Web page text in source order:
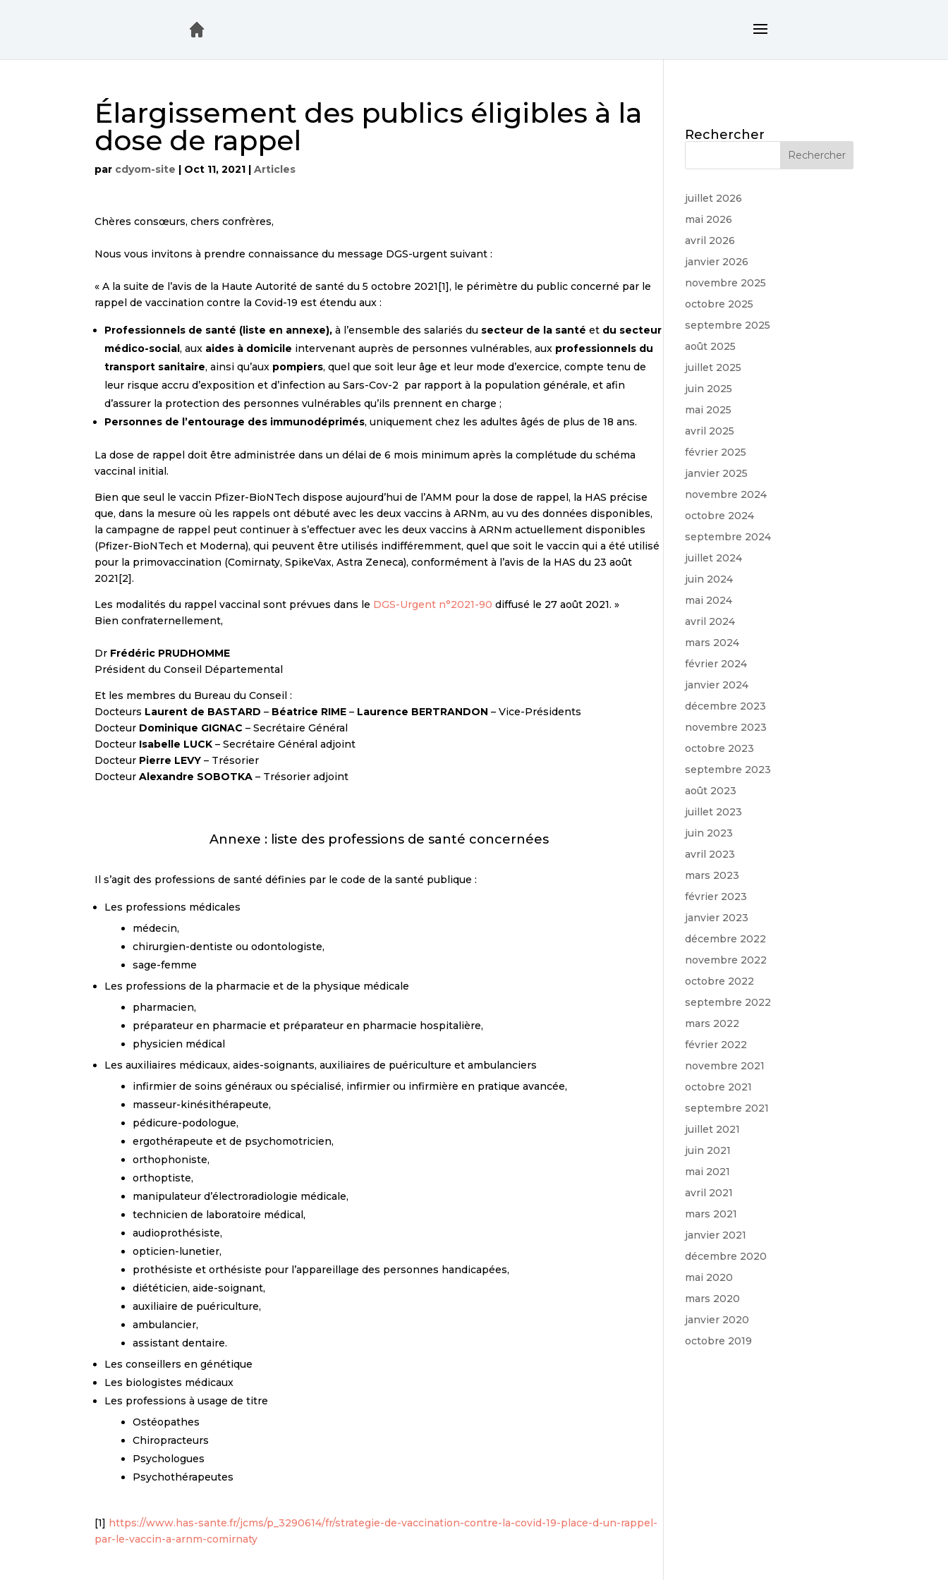
Élargissement des publics éligibles à la
dose de rappel
par cdyom-site | Oct 11, 2021 |Articles
Chères consœurs, chers confrères,
Nous vous invitons à prendre connaissance du message DGS-urgent suivant :
« A la suite de l’avis de la Haute Autorité de santé du 5 octobre 2021[1], le périmètre du public concerné par le
rappel de vaccination contre la Covid-19 est étendu aux :
Professionnels de santé (liste en annexe), à l’ensemble des salariés du secteur de la santé et du secteur
médico-social, aux aides à domicile intervenant auprès de personnes vulnérables, aux professionnels du
transport sanitaire, ainsi qu’aux pompiers, quel que soit leur âge et leur mode d’exercice, compte tenu de
leur risque accru d’exposition et d’infection au Sars-Cov-2 par rapport à la population générale, et afin
d’assurer la protection des personnes vulnérables qu’ils prennent en charge ;
Personnes de l’entourage des immunodéprimés, uniquement chez les adultes âgés de plus de 18 ans.
La dose de rappel doit être administrée dans un délai de 6 mois minimum après la complétude du schéma
vaccinal initial.
Bien que seul le vaccin Pfizer-BioNTech dispose aujourd’hui de l’AMM pour la dose de rappel, la HAS précise
que, dans la mesure où les rappels ont débuté avec les deux vaccins à ARNm, au vu des données disponibles,
la campagne de rappel peut continuer à s’effectuer avec les deux vaccins à ARNm actuellement disponibles
(Pfizer-BioNTech et Moderna), qui peuvent être utilisés indifféremment, quel que soit le vaccin qui a été utilisé
pour la primovaccination (Comirnaty, SpikeVax, Astra Zeneca), conformément à l’avis de la HAS du 23 août
2021[2].
Les modalités du rappel vaccinal sont prévues dans le DGS-Urgent n°2021-90 diffusé le 27 août 2021. »
Bien confraternellement,
Dr Frédéric PRUDHOMME
Président du Conseil Départemental
Et les membres du Bureau du Conseil :
Docteurs Laurent de BASTARD – Béatrice RIME – Laurence BERTRANDON– Vice-Présidents
Docteur Dominique GIGNAC – Secrétaire Général
Docteur Isabelle LUCK– Secrétaire Général adjoint
Docteur Pierre LEVY – Trésorier
Docteur Alexandre SOBOTKA – Trésorier adjoint
Annexe : liste des professions de santé concernées
Il s’agit des professions de santé définies par le code de la santé publique :
Les professions médicales
médecin,
chirurgien-dentiste ou odontologiste,
sage-femme
Les professions de la pharmacie et de la physique médicale
pharmacien,
préparateur en pharmacie et préparateur en pharmacie hospitalière,
physicien médical
Les auxiliaires médicaux, aides-soignants, auxiliaires de puériculture et ambulanciers
infirmier de soins généraux ou spécialisé, infirmier ou infirmière en pratique avancée,
masseur-kinésithérapeute,
pédicure-podologue,
ergothérapeute et de psychomotricien,
orthophoniste,
orthoptiste,
manipulateur d’électroradiologie médicale,
technicien de laboratoire médical,
audioprothésiste,
opticien-lunetier,
prothésiste et orthésiste pour l’appareillage des personnes handicapées,
diététicien, aide-soignant,
auxiliaire de puériculture,
ambulancier,
assistant dentaire.
Les conseillers en génétique
Les biologistes médicaux
Les professions à usage de titre
Ostéopathes
Chiropracteurs
Psychologues
Psychothérapeutes
[1] https://www.has-sante.fr/jcms/p_3290614/fr/strategie-de-vaccination-contre-la-covid-19-place-d-un-rappel-
par-le-vaccin-a-arnm-comirnaty
Rechercher
juillet 2026
mai 2026
avril 2026
janvier 2026
novembre 2025
octobre 2025
septembre 2025
août 2025
juillet 2025
juin 2025
mai 2025
avril 2025
février 2025
janvier 2025
novembre 2024
octobre 2024
septembre 2024
juillet 2024
juin 2024
mai 2024
avril 2024
mars 2024
février 2024
janvier 2024
décembre 2023
novembre 2023
octobre 2023
septembre 2023
août 2023
juillet 2023
juin 2023
avril 2023
mars 2023
février 2023
janvier 2023
décembre 2022
novembre 2022
octobre 2022
septembre 2022
mars 2022
février 2022
novembre 2021
octobre 2021
septembre 2021
juillet 2021
juin 2021
mai 2021
avril 2021
mars 2021
janvier 2021
décembre 2020
mai 2020
mars 2020
janvier 2020
octobre 2019